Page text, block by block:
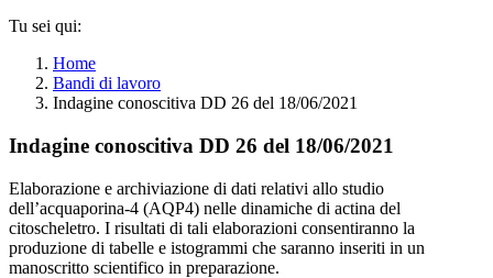
Tu sei qui:
Home
Bandi di lavoro
Indagine conoscitiva DD 26 del 18/06/2021
Indagine conoscitiva DD 26 del 18/06/2021
Elaborazione e archiviazione di dati relativi allo studio
dell’acquaporina-4 (AQP4) nelle dinamiche di actina del
citoscheletro. I risultati di tali elaborazioni consentiranno la
produzione di tabelle e istogrammi che saranno inseriti in un
manoscritto scientifico in preparazione.